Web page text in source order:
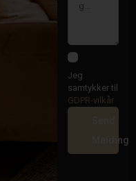
Jeg
samtykker til
GDPR-vilkår
Melding